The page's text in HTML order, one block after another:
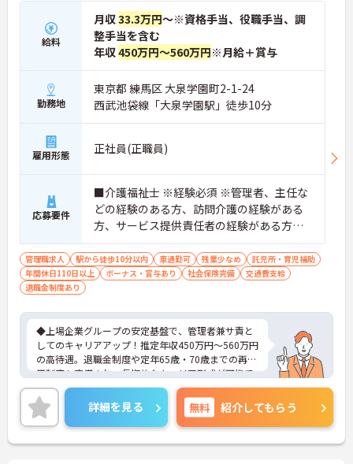
給料
月収33.3万円～※資格手当、役職手当、調
整手当を含む
年収450万円～560万円※月給＋賞与
勤務地
東京都 練馬区 大泉学園町2-1-24
西武池袋線「大泉学園駅」徒歩10分
雇用形態 正社員(正職員)
応募要件
■介護福祉士 ※経験必須 ※管理者、主任な
どの経験のある方、訪問介護の経験がある
方、サービス提供責任者の経験がある方歓
迎
管理職求人 駅から徒歩10分以内 車通勤可 残業少なめ
託児所・育児補助
年間休日110日以上
ボーナス・賞与あり 社会保険完備
交通費支給
退職金制度あり
◆上場企業グループの安定基盤で、管理者兼サ責と
してのキャリアアップ！推定年収450万円～560万円
の高待遇。退職金制度や定年65歳・70歳までの再雇
用制度も完備され、長期的なキャリア形成が可能で
す。
◆残業月平均5時間程度・年間休日110日の環境で、
ワークライフバランスを保ちながら働ける！月8～9
日の安定した休日と夏期・冬期の特別休暇（各3
日）を確保。育児費補助制度も整備されており、マ
詳細を見る 無料 紹介してもらう